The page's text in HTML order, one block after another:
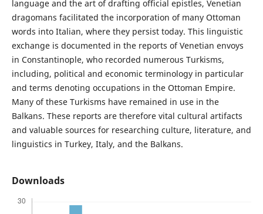
language and the art of drafting official epistles, Venetian
dragomans facilitated the incorporation of many Ottoman
words into Italian, where they persist today. This linguistic
exchange is documented in the reports of Venetian envoys
in Constantinople, who recorded numerous Turkisms,
including, political and economic terminology in particular
and terms denoting occupations in the Ottoman Empire.
Many of these Turkisms have remained in use in the
Balkans. These reports are therefore vital cultural artifacts
and valuable sources for researching culture, literature, and
linguistics in Turkey, Italy, and the Balkans.
Downloads